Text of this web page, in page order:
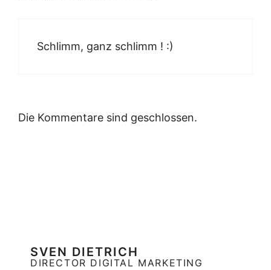
Schlimm, ganz schlimm ! :)
Die Kommentare sind geschlossen.
SVEN DIETRICH
DIRECTOR DIGITAL MARKETING